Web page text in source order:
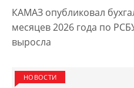
КАМАЗ опубликовал
месяцев 2026 года по
выросла
НОВОСТИ